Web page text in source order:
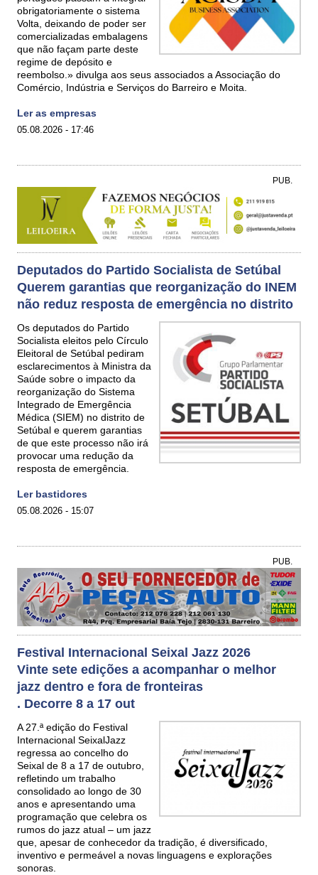
obrigatoriamente o sistema
Volta, deixando de poder ser
comercializadas embalagens
que não façam parte deste
regime de depósito e
reembolso.» divulga aos seus associados a Associação do
Comércio, Indústria e Serviços do Barreiro e Moita.
Ler as empresas
05.08.2026 - 17:46
PUB.
Deputados do Partido Socialista de Setúbal
Querem garantias que reorganização do INEM
não reduz resposta de emergência no distrito
Os deputados do Partido
Socialista eleitos pelo Círculo
Eleitoral de Setúbal pediram
esclarecimentos à Ministra da
Saúde sobre o impacto da
reorganização do Sistema
Integrado de Emergência
Médica (SIEM) no distrito de
Setúbal e querem garantias
de que este processo não irá
provocar uma redução da
resposta de emergência.
Ler bastidores
05.08.2026 - 15:07
PUB.
Festival Internacional Seixal Jazz 2026
Vinte sete edições a acompanhar o melhor
jazz dentro e fora de fronteiras
. Decorre 8 a 17 out
A 27.ª edição do Festival
Internacional SeixalJazz
regressa ao concelho do
Seixal de 8 a 17 de outubro,
refletindo um trabalho
consolidado ao longo de 30
anos e apresentando uma
programação que celebra os
rumos do jazz atual – um jazz
que, apesar de conhecedor da tradição, é diversificado,
inventivo e permeável a novas linguagens e explorações
sonoras.